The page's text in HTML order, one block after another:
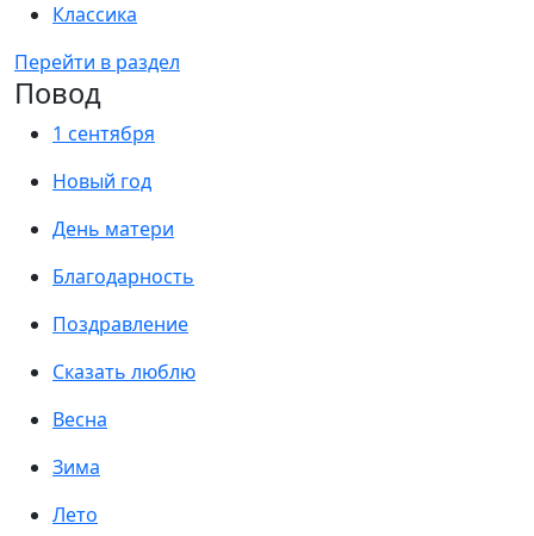
Классика
Перейти в раздел
Повод
1 сентября
Новый год
День матери
Благодарность
Поздравление
Сказать люблю
Весна
Зима
Лето